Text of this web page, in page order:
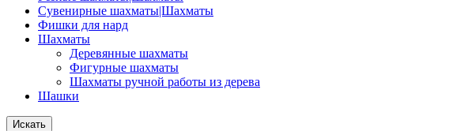
Сувенирные шахматы|Шахматы
Фишки для нард
Шахматы
Деревянные шахматы
Фигурные шахматы
Шахматы ручной работы из дерева
Шашки
Искать